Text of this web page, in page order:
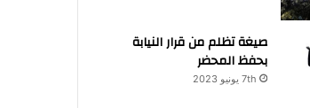
صيغة تظلم من قرار النيابة
بحفظ المحضر
7th يونيو 2023